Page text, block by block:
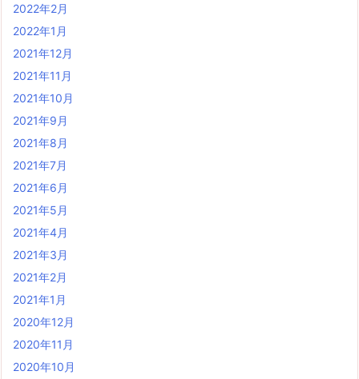
2022年2月
2022年1月
2021年12月
2021年11月
2021年10月
2021年9月
2021年8月
2021年7月
2021年6月
2021年5月
2021年4月
2021年3月
2021年2月
2021年1月
2020年12月
2020年11月
2020年10月